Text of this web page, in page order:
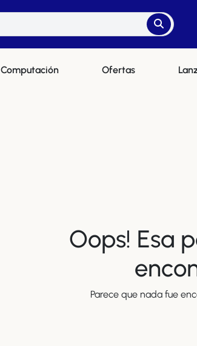
Computación Ofertas
Oops! Esa
Parece que nada fue